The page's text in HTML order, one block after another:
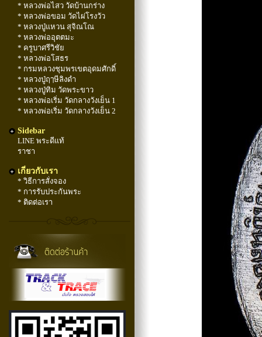
* หลวงพ่อไสว วัดบ้านกร่าง
* หลวงพ่อขอม วัดไผ่โรงวัว
* หลวงปู่แหวน สุจิณโณ
* หลวงพ่ออุตตมะ
* ครูบาศรีวิชัย
* หลวงพ่อโสธร
* กรมหลวงชุมพรเขตอุดมศักดิ์
* หลวงปู่ฤๅษีลิงดำ
* หลวงปู่ทิม วัดพระขาว
* หลวงพ่อเริ่ม วัดกลางวังเย็น 1
* หลวงพ่อเริ่ม วัดกลางวังเย็น 2
Sidebar
LINE พระดีแท้
ราชา
เกี่ยวกับเรา
* วิธีการสั่งจอง
* การรับประกันพระ
* ติดต่อเรา